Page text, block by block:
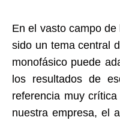
En el vasto campo
sido un tema central
monofásico puede
los resultados de
referencia muy
nuestra empresa, el